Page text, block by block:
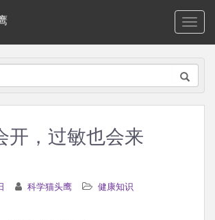
开，过敏也会来
科学猫头鹰 健康知识